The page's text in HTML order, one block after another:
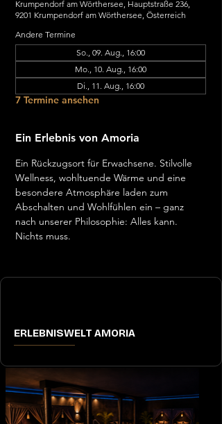
Krumpendorf am Wörthersee, Hauptstraße 236,
9201 Krumpendorf am Wörthersee, Österreich
Andere Termine
So., 09. Aug., 16:00
Mo., 10. Aug., 16:00
Di., 11. Aug., 16:00
7 Termine ansehen
Ein Erlebnis von Amoria
Ein Rückzugsort für Erwachsene. Stilvolle
Wellness, wohltuende Wärme und eine
besondere Atmosphäre laden zum
Abschalten und Wohlfühlen ein – ganz
nach unserer Philosophie: Alles kann.
Nichts muss.
ERLEBNISWELT AMORIA